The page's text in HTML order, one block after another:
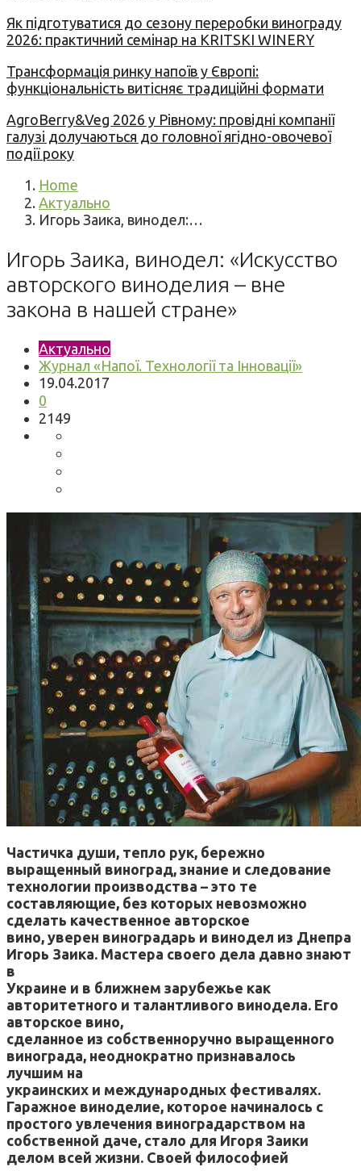
Як підготуватися до сезону переробки винограду
2026: практичний семінар на KRITSKI WINERY
Трансформація ринку напоїв у Європі:
функціональність витісняє традиційні формати
AgroBerry&Veg 2026 у Рівному: провідні компанії
галузі долучаються до головної ягідно-овочевої
події року
Home
Актуально
Игорь Заика, винодел:…
Игорь Заика, винодел: «Искусство
авторского виноделия – вне
закона в нашей стране»
Актуально
Журнал «Напої. Технології та Інновації»
19.04.2017
0
2149
Частичка души, тепло рук, бережно
выращенный виноград, знание и следование
технологии производства – это те
составляющие, без которых невозможно
сделать качественное авторское
вино, уверен виноградарь и винодел из Днепра
Игорь Заика. Мастера своего дела давно знают
в
Украине и в ближнем зарубежье как
авторитетного и талантливого винодела. Его
авторское вино,
сделанное из собственноручно выращенного
винограда, неоднократно признавалось
лучшим на
украинских и международных фестивалях.
Гаражное виноделие, которое начиналось с
простого увлечения виноградарством на
собственной даче, стало для Игоря Заики
делом всей жизни. Своей философией